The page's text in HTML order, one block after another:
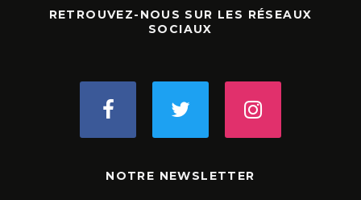
RETROUVEZ-NOUS SUR LES RÉSEAUX
SOCIAUX
NOTRE NEWSLETTER